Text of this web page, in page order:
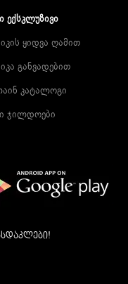
ᲔᲥᲡᲙᲚᲣᲖᲘᲕᲘ
ყიდვა ღამით
განვადებით
კატალოგი
ჯილდოები